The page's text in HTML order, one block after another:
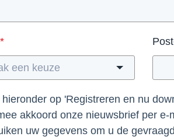
*
hieronder op 'Registreren en nu
akkoord onze nieuwsbrief per e-
uw gegevens om u de